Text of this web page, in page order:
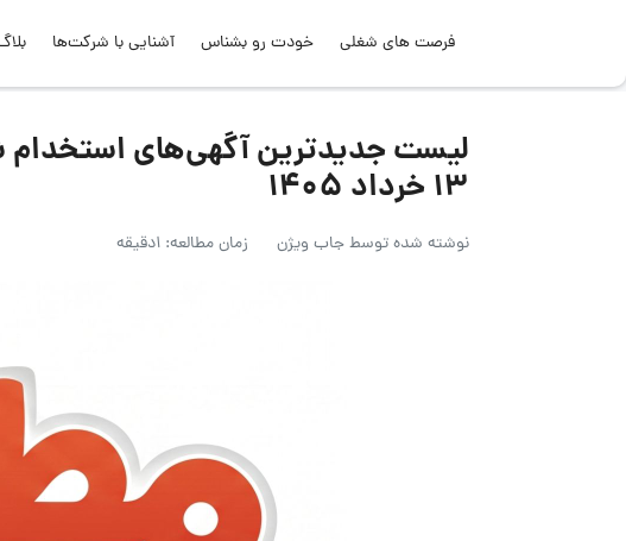
فرصت های شغلی خودت رو بشناس آشنایی با شرکت‌ها
لیست جدیدترین آگهی‌های
۱۳ خرداد ۱۴۰۵
نوشته شده توسطجاب ویژن زمان مطالعه: 1دقیقه